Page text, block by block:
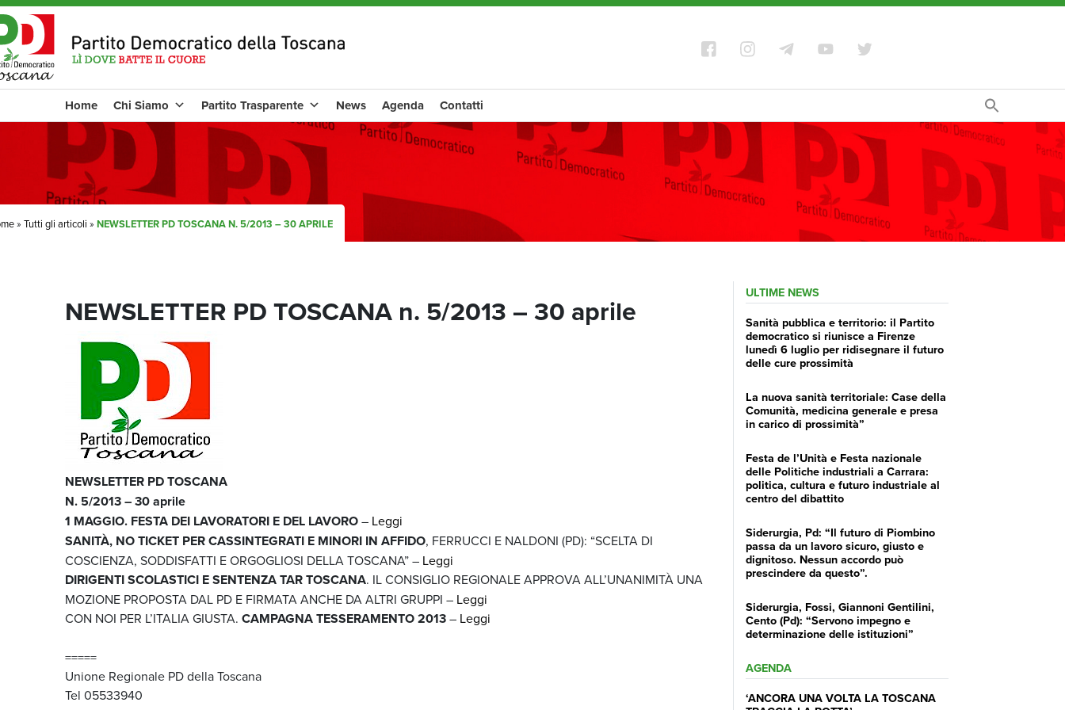
Home Chi Siamo Partito Trasparente News Agenda Contatti
» Tutti gli articoli » NEWSLETTER PD TOSCANA N. 5/2013 – 30 APRILE
NEWSLETTER PD TOSCANA n. 5/2013 – 30 aprile
NEWSLETTER PD TOSCANA
N. 5/2013 – 30 aprile
1 MAGGIO. FESTA DEI LAVORATORI E DEL LAVORO– Leggi
SANITÀ, NO TICKET PER CASSINTEGRATI E MINORI IN AFFIDO, FERRUCCI E NALDONI (PD): “SCELTA DI
COSCIENZA, SODDISFATTI E ORGOGLIOSI DELLA TOSCANA” – Leggi
DIRIGENTI SCOLASTICI E SENTENZA TAR TOSCANA. IL CONSIGLIO REGIONALE APPROVA ALL’UNANIMITÀ UNA
MOZIONE PROPOSTA DAL PD E FIRMATA ANCHE DA ALTRI GRUPPI – Leggi
CON NOI PER L’ITALIA GIUSTA. CAMPAGNA TESSERAMENTO 2013– Leggi
=====
Unione Regionale PD della Toscana
Tel 05533940
ULTIME NEWS
Sanità pubblica e territorio: il Partito
democratico si riunisce a Firenze
lunedì 6 luglio per ridisegnare il futuro
delle cure prossimità
La nuova sanità territoriale: Case della
Comunità, medicina generale e presa
in carico di prossimità”
Festa de l’Unità e Festa nazionale
delle Politiche industriali a Carrara:
politica, cultura e futuro industriale al
centro del dibattito
Siderurgia, Pd: “Il futuro di Piombino
passa da un lavoro sicuro, giusto e
dignitoso. Nessun accordo può
prescindere da questo”.
Siderurgia, Fossi, Giannoni Gentilini,
Cento (Pd): “Servono impegno e
determinazione delle istituzioni”
AGENDA
‘ANCORA UNA VOLTA LA TOSCANA